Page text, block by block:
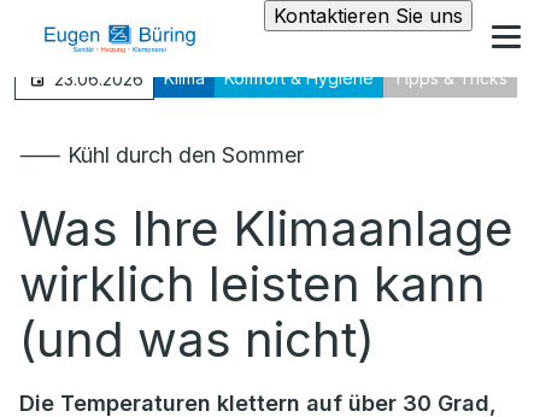
Kontaktieren Sie uns
23.06.2026 Klima Komfort & Hygiene Tipps & Tricks
⸺ Kühl durch den Sommer
Was Ihre Klimaanlage
wirklich leisten kann
(und was nicht)
Die Temperaturen klettern auf über 30 Grad,